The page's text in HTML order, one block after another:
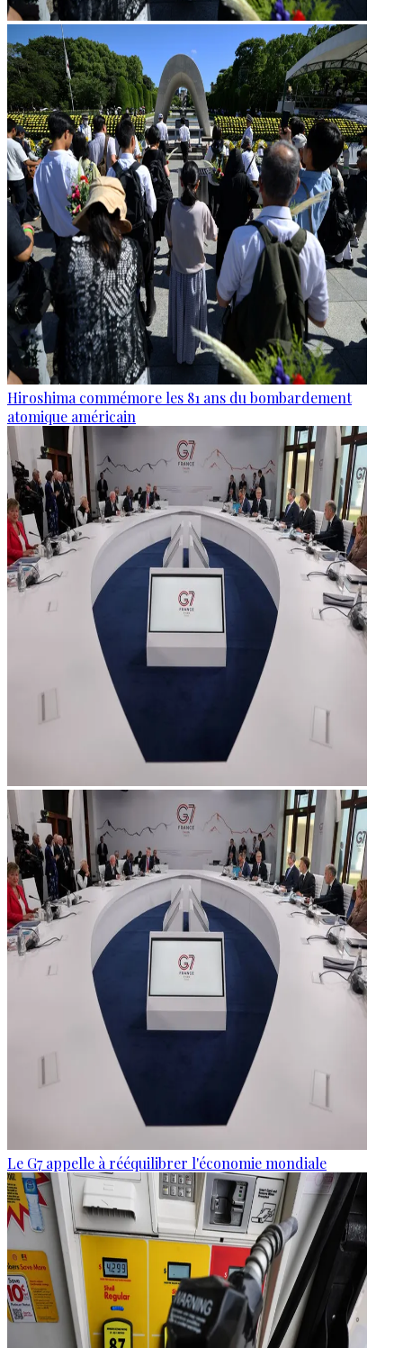
Hiroshima commémore les 81 ans du bombardement
atomique américain
Le G7 appelle à rééquilibrer l'économie mondiale